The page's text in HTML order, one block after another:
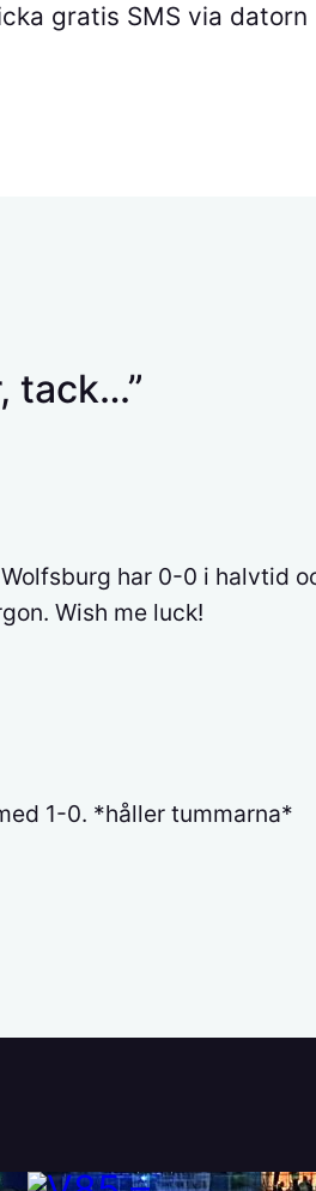
gratis SMS via datorn
tack…”
har 0-0 i halvtid
Wish me luck!
1-0. *håller tummarna*